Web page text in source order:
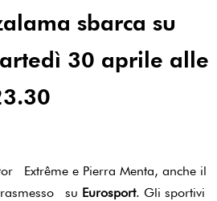
sbarca su
30 aprile alle
Extrême e Pierra Menta, anche il
su Eurosport. Gli sportivi